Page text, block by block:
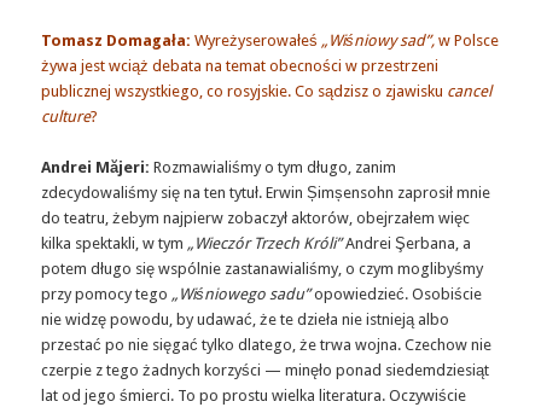
Tomasz Domagała: Wyreżyserowałeś „Wiśniowy sad”,w Polsce
żywa jest wciąż debata na temat obecności w przestrzeni
publicznej wszystkiego, co rosyjskie. Co sądzisz o zjawisku cancel
culture?
Andrei Măjeri: Rozmawialiśmy o tym długo, zanim
zdecydowaliśmy się na ten tytuł. Erwin Șimșensohn zaprosił mnie
do teatru, żebym najpierw zobaczył aktorów, obejrzałem więc
kilka spektakli, w tym „Wieczór Trzech Króli”Andrei Şerbana, a
potem długo się wspólnie zastanawialiśmy, o czym moglibyśmy
przy pomocy tego „Wiśniowego sadu”opowiedzieć. Osobiście
nie widzę powodu, by udawać, że te dzieła nie istnieją albo
przestać po nie sięgać tylko dlatego, że trwa wojna. Czechow nie
czerpie z tego żadnych korzyści — minęło ponad siedemdziesiąt
lat od jego śmierci. To po prostu wielka literatura. Oczywiście